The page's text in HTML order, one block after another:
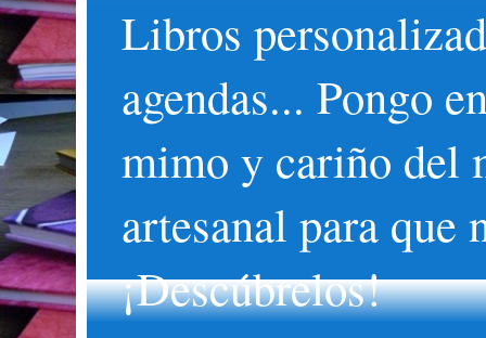
Libros
agendas... Pongo
mimo y cariño del
artesanal para que
¡Descúbrelos!